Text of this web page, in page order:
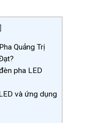
]
Quảng Trị
pha LED
và ứng dụng